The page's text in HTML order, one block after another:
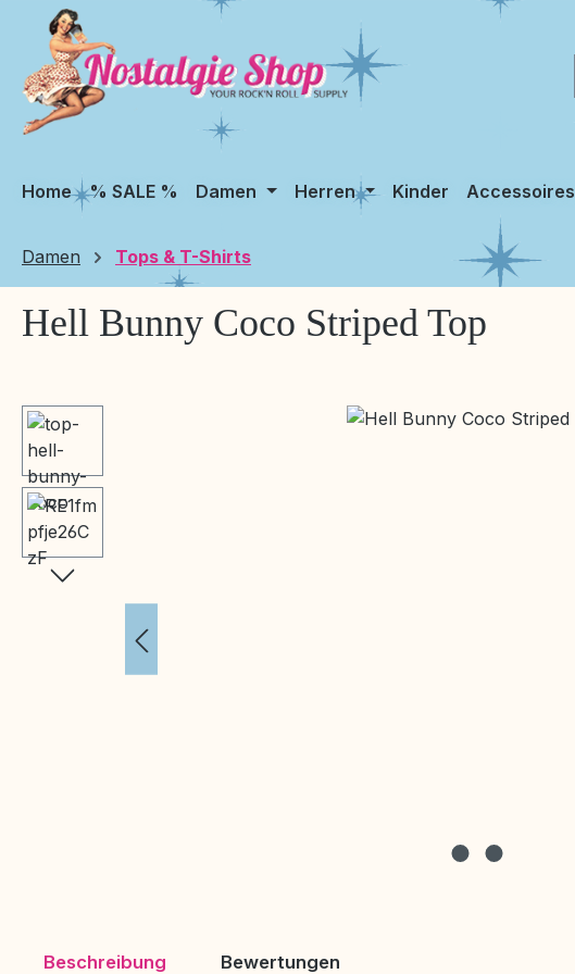
Hauptinhalt springen
Zur Suche springen
Zur Hauptnavigation springen
Home % SALE % Damen Herren Kinder Accessoires
Damen Tops & T-Shirts
Hell Bunny Coco Striped Top
Bildergalerie überspringen
Beschreibung Bewertungen